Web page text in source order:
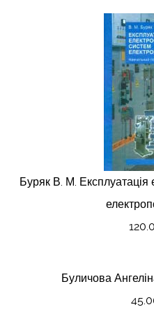
Буряк В. М. Експлуатація
Буличова